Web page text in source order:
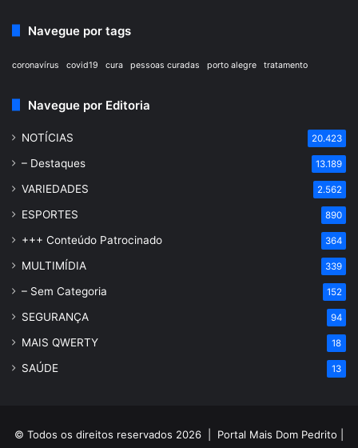
Navegue por tags
coronavírus covid19 cura pessoas curadas porto alegre tratamento
Navegue por Editoria
NOTÍCIAS 20.423
– Destaques 13.189
VARIEDADES 2.562
ESPORTES 890
+++ Conteúdo Patrocinado 364
MULTIMÍDIA 339
– Sem Categoria 152
SEGURANÇA 94
MAIS QWERTY 18
SAÚDE 13
© Todos os direitos reservados 2026 | Portal Mais Dom Pedrito